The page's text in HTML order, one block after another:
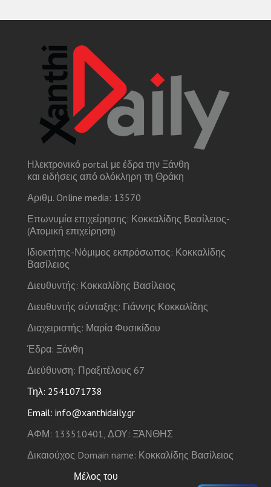
Ηλεκτρονικό portal με έδρα την Ξάνθη
και ειδήσεις από ολόκληρη τη Θράκη
Αριθμ. Online media: 13570
Επωνυμία επιχείρησης: Κοκκαλίδης Βασίλειος-
(Ατομική επιχείρηση)
Ιδιοκτήτης-Νόμιμος εκπρόσωπος: Κοκκαλίδης
Βασίλειος
Διευθυντής: Κοκκαλίδης Βασίλειος
Διευθυντής σύνταξης: Γιάννης Κοκκαλίδης
Διαχειριστής: Μαρία Φυσικίδου
Έδρα: Ξάνθη
Διεύθυνση: Πραξιτέλους 67
Τηλ: 2541071738
Email: info@xanthidaily.gr
ΑΦΜ: 133510401, ΔΟΥ: ΞΆΝΘΗΣ
Δικαιούχος Domain name: Κοκκαλίδης Βασίλειος
Μέλος του